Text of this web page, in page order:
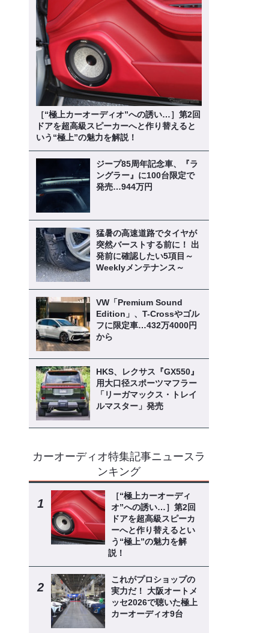
［“極上カーオーディオ”への誘い…］第2回
ドアを超高級スピーカーへと作り替えると
いう“極上”の魅力を解説！
ジープ85周年記念車、『ラ
ングラー』に100台限定で
発売…944万円
猛暑の高速道路でタイヤが
突然バーストする前に！ 出
発前に確認したい5項目～
Weeklyメンテナンス～
VW「Premium Sound
Edition」、T-Crossやゴル
フに限定車…432万4000円
から
HKS、レクサス『GX550』
用大口径スポーツマフラー
「リーガマックス・トレイ
ルマスター」発売
カーオーディオ特集記事ニュースラ
ンキング
［“極上カーオーディ
オ”への誘い…］第2回
ドアを超高級スピーカ
ーへと作り替えるとい
う“極上”の魅力を解
説！
これがプロショップの
実力だ！ 大阪オートメ
ッセ2026で聴いた極上
カーオーディオ9台